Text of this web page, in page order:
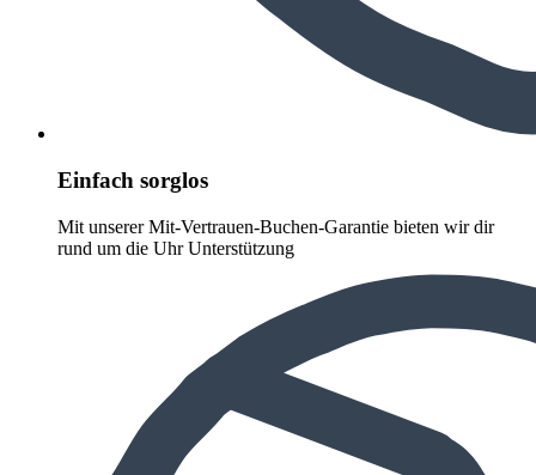
Einfach sorglos
Mit unserer Mit-Vertrauen-Buchen-Garantie bieten wir dir
rund um die Uhr Unterstützung